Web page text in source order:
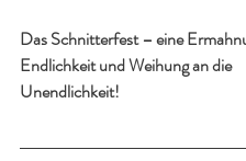
Das Schnitterfest – eine
Endlichkeit und Weihung an die
Unendlichkeit!